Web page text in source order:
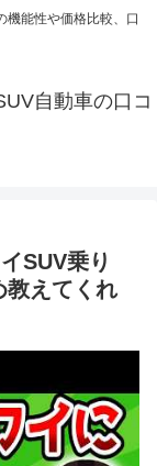
機能性や価格比較、口
自動車の口コ
SUV乗り
教えてくれ